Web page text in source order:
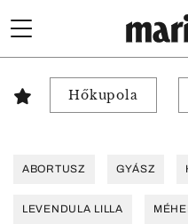
Hőkupola
ABORTUSZ GYÁSZ
LEVENDULA LILLA